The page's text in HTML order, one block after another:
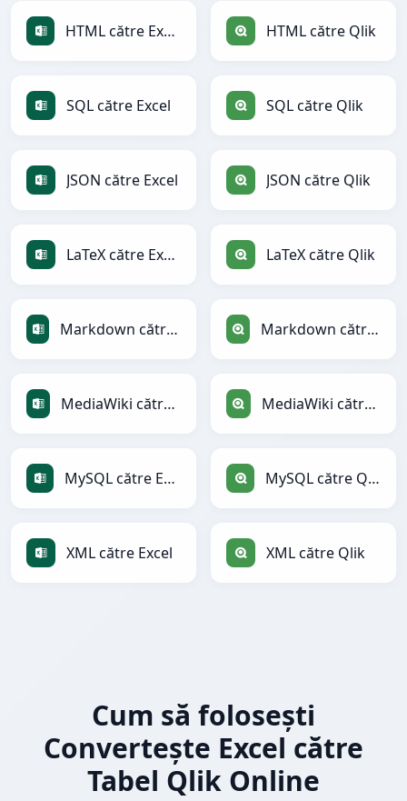
HTML către Excel HTML către Qlik
SQL către Excel SQL către Qlik
JSON către Excel JSON către Qlik
LaTeX către Excel LaTeX către Qlik
Markdown către Excel Markdown către Qlik
MediaWiki către Excel MediaWiki către Qlik
MySQL către Excel MySQL către Qlik
XML către Excel XML către Qlik
Cum să folosești
Convertește Excel către
Tabel Qlik Online